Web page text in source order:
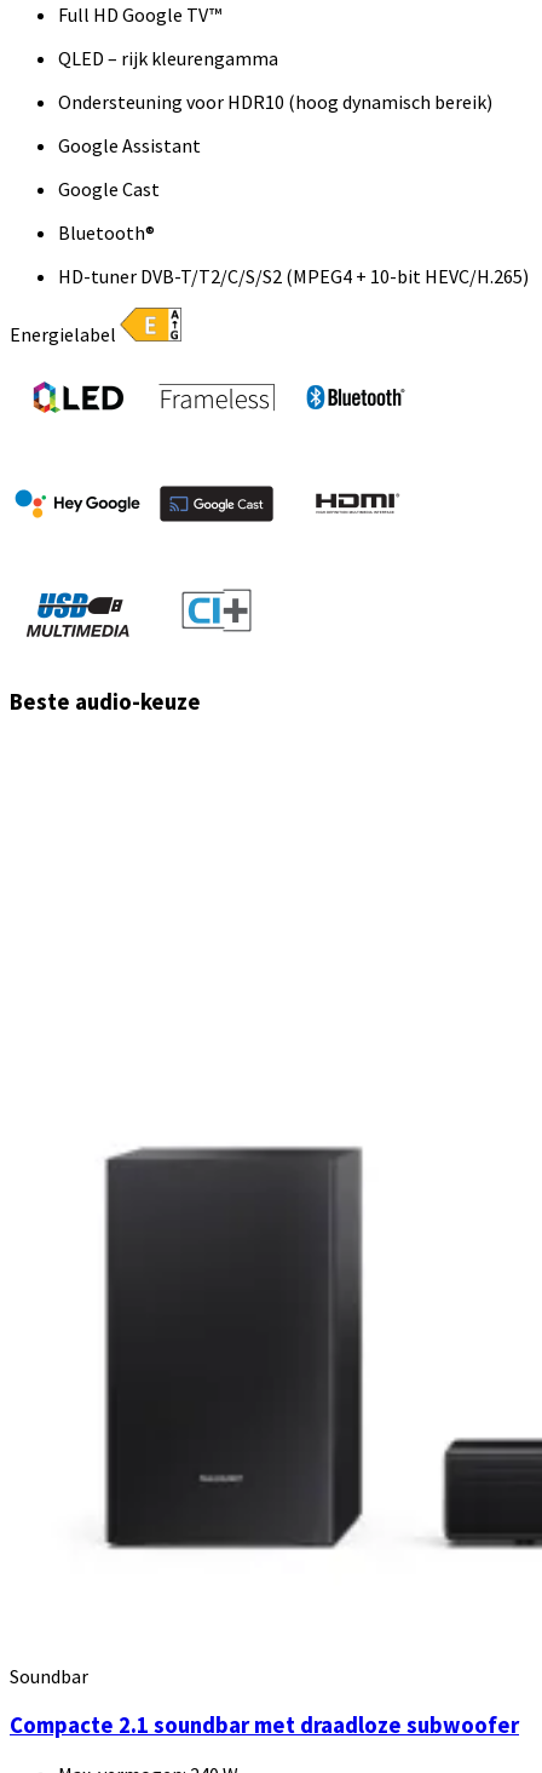
Full HD Google TV™
QLED – rijk kleurengamma
Ondersteuning voor HDR10 (hoog dynamisch bereik)
Google Assistant
Google Cast
Bluetooth®
HD-tuner DVB-T/T2/C/S/S2 (MPEG4 + 10-bit HEVC/H.265)
Energielabel
Beste audio-keuze
Soundbar
Compacte 2.1 soundbar met draadloze subwoofer